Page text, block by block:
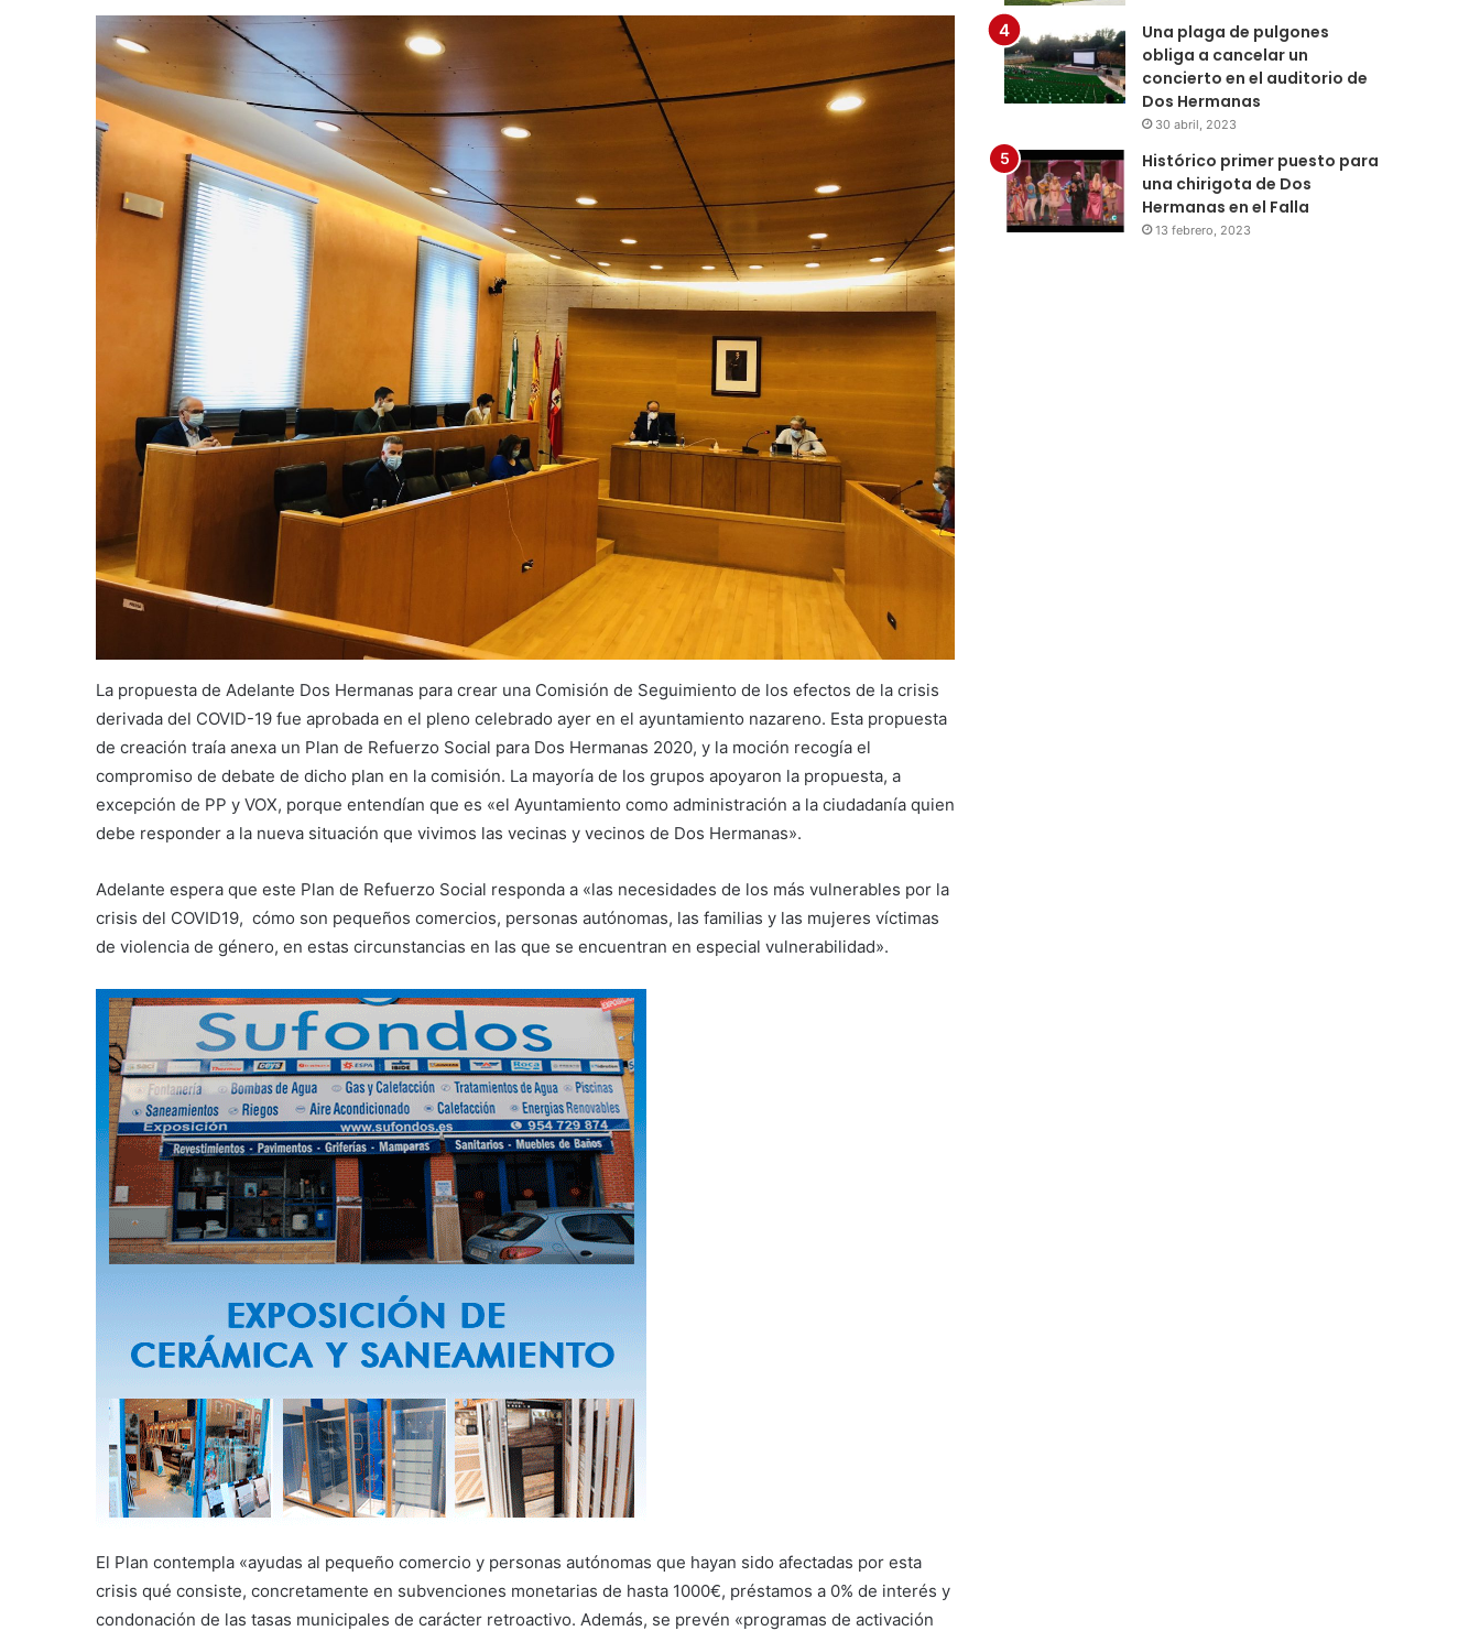
La propuesta de Adelante Dos Hermanas para crear una Comisión de Seguimiento de los efectos de la crisis
derivada del COVID-19 fue aprobada en el pleno celebrado ayer en el ayuntamiento nazareno. Esta propuesta
de creación traía anexa un Plan de Refuerzo Social para Dos Hermanas 2020, y la moción recogía el
compromiso de debate de dicho plan en la comisión. La mayoría de los grupos apoyaron la propuesta, a
excepción de PP y VOX, porque entendían que es «el Ayuntamiento como administración a la ciudadanía quien
debe responder a la nueva situación que vivimos las vecinas y vecinos de Dos Hermanas».
Adelante espera que este Plan de Refuerzo Social responda a «las necesidades de los más vulnerables por la
crisis del COVID19, cómo son pequeños comercios, personas autónomas, las familias y las mujeres víctimas
de violencia de género, en estas circunstancias en las que se encuentran en especial vulnerabilidad».
El Plan contempla «ayudas al pequeño comercio y personas autónomas que hayan sido afectadas por esta
crisis qué consiste, concretamente en subvenciones monetarias de hasta 1000€, préstamos a 0% de interés y
condonación de las tasas municipales de carácter retroactivo. Además, se prevén «programas de activación
Una plaga de pulgones
obliga a cancelar un
concierto en el auditorio de
Dos Hermanas
30 abril, 2023
Histórico primer puesto para
una chirigota de Dos
Hermanas en el Falla
13 febrero, 2023